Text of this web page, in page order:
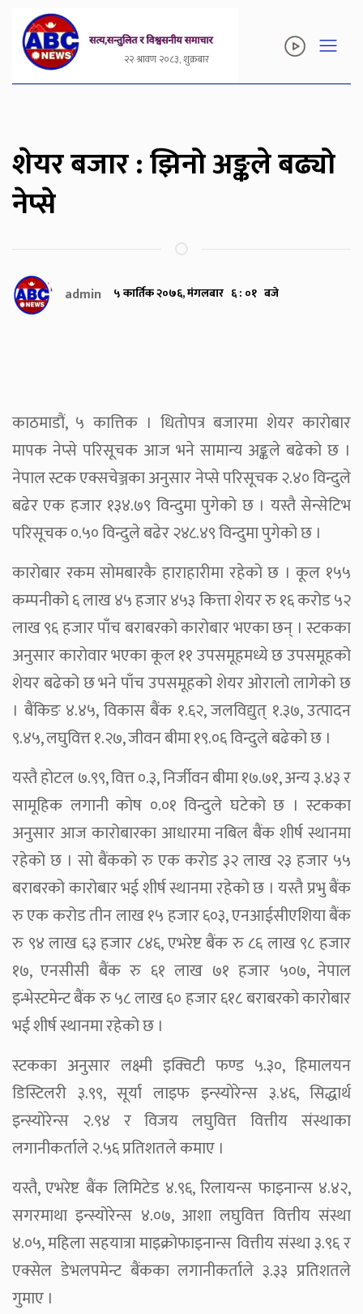
२२ श्रावण २०८३, शुक्रबार
शेयर बजार : झिनो अङ्कले बढ्यो
नेप्से
admin ५ कार्तिक २०७६, मंगलबार ६ : ०१ बजे
काठमाडौं, ५ कात्तिक । धितोपत्र बजारमा शेयर कारोबार
मापक नेप्से परिसूचक आज भने सामान्य अङ्कले बढेको छ ।
नेपाल स्टक एक्सचेञ्जका अनुसार नेप्से परिसूचक २.४० विन्दुले
बढेर एक हजार १३४.७९ विन्दुमा पुगेको छ । यस्तै सेन्सेटिभ
परिसूचक ०.५० विन्दुले बढेर २४८.४९ विन्दुमा पुगेको छ ।
कारोबार रकम सोमबारकै हाराहारीमा रहेको छ । कूल १५५
कम्पनीको ६ लाख ४५ हजार ४५३ कित्ता शेयर रु १६ करोड ५२
लाख ९६ हजार पाँच बराबरको कारोबार भएका छन् । स्टकका
अनुसार कारोवार भएका कूल ११ उपसमूहमध्ये छ उपसमूहको
शेयर बढेको छ भने पाँच उपसमूहको शेयर ओरालो लागेको छ
। बैंकिङ ४.४५, विकास बैंक १.६२, जलविद्युत् १.३७, उत्पादन
९.४५, लघुवित्त १.२७, जीवन बीमा १९.०६ विन्दुले बढेको छ ।
यस्तै होटल ७.९९, वित्त ०.३, निर्जीवन बीमा १७.७१, अन्य ३.४३ र
सामूहिक लगानी कोष ०.०१ विन्दुले घटेको छ । स्टकका
अनुसार आज कारोबारका आधारमा नबिल बैंक शीर्ष स्थानमा
रहेको छ । सो बैंकको रु एक करोड ३२ लाख २३ हजार ५५
बराबरको कारोबार भई शीर्ष स्थानमा रहेको छ । यस्तै प्रभु बैंक
रु एक करोड तीन लाख १५ हजार ६०३, एनआईसीएशिया बैंक
रु ९४ लाख ६३ हजार ८४६, एभरेष्ट बैंक रु ८६ लाख ९८ हजार
१७, एनसीसी बैंक रु ६१ लाख ७१ हजार ५०७, नेपाल
इन्भेस्टमेन्ट बैंक रु ५८ लाख ६० हजार ६१८ बराबरको कारोबार
भई शीर्ष स्थानमा रहेको छ ।
स्टकका अनुसार लक्ष्मी इक्विटी फण्ड ५.३०, हिमालयन
डिस्टिलरी ३.९९, सूर्या लाइफ इन्स्योरेन्स ३.४६, सिद्धार्थ
इन्स्योरेन्स २.९४ र विजय लघुवित्त वित्तीय संस्थाका
लगानीकर्ताले २.५६ प्रतिशतले कमाए ।
यस्तै, एभरेष्ट बैंक लिमिटेड ४.९६, रिलायन्स फाइनान्स ४.४२,
सगरमाथा इन्स्योरेन्स ४.०७, आशा लघुवित्त वित्तीय संस्था
४.०५, महिला सहयात्रा माइक्रोफाइनान्स वित्तीय संस्था ३.९६ र
एक्सेल डेभलपमेन्ट बैंकका लगानीकर्ताले ३.३३ प्रतिशतले
गुमाए ।